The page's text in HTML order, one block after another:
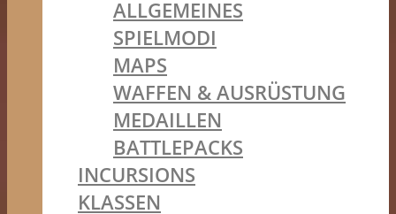
ALLGEMEINES
SPIELMODI
MAPS
WAFFEN & AUSRÜSTUNG
MEDAILLEN
BATTLEPACKS
INCURSIONS
KLASSEN